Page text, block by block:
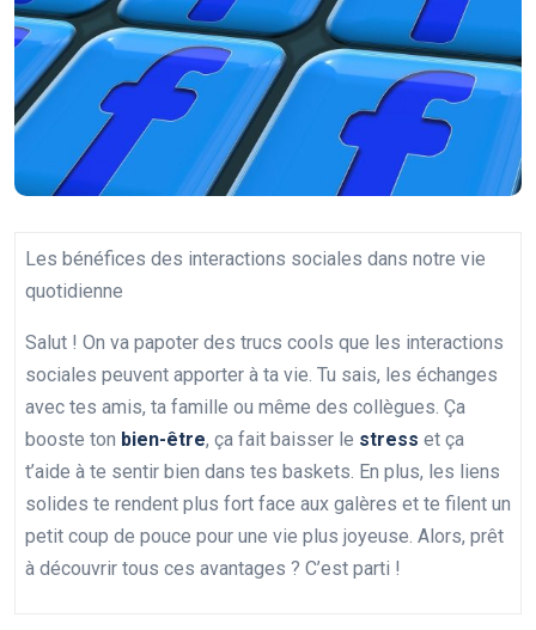
Les bénéfices des interactions sociales dans notre vie
quotidienne
Salut ! On va papoter des trucs cools que les interactions
sociales peuvent apporter à ta vie. Tu sais, les échanges
avec tes amis, ta famille ou même des collègues. Ça
booste ton bien-être, ça fait baisser le stress et ça
t’aide à te sentir bien dans tes baskets. En plus, les liens
solides te rendent plus fort face aux galères et te filent un
petit coup de pouce pour une vie plus joyeuse. Alors, prêt
à découvrir tous ces avantages ? C’est parti !